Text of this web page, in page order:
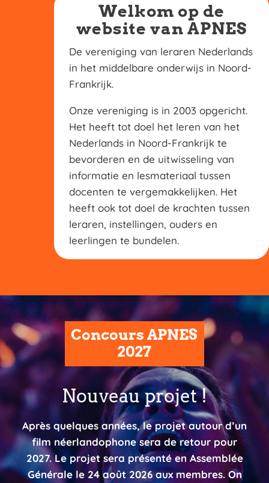
Welkom op de
website van APNES
De vereniging van leraren Nederlands
in het middelbare onderwijs in Noord-
Frankrijk.
Onze vereniging is in 2003 opgericht.
Het heeft tot doel het leren van het
Nederlands in Noord-Frankrijk te
bevorderen en de uitwisseling van
informatie en lesmateriaal tussen
docenten te vergemakkelijken. Het
heeft ook tot doel de krachten tussen
leraren, instellingen, ouders en
leerlingen te bundelen.
Concours APNES
2027
Nouveau projet !
Après quelques années, le projet autour d’un
film néerlandophone sera de retour pour
2027. Le projet sera présenté en Assemblée
Générale le 24 août 2026 aux membres. On